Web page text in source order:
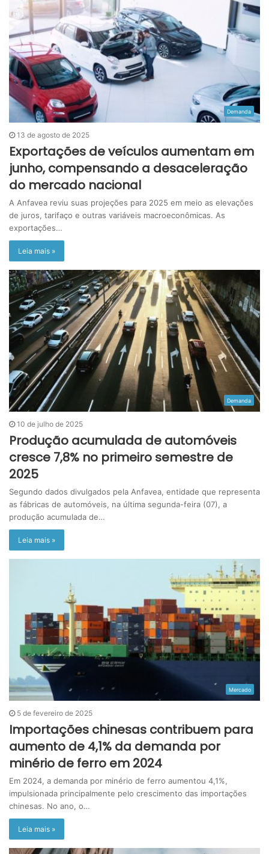
Demanda
13 de agosto de 2025
Exportações de veículos aumentam em
junho, compensando a desaceleração
do mercado nacional
A Anfavea reviu suas projeções para 2025 em meio as elevações
de juros, tarifaço e outras variáveis macroeconômicas. As
exportações…
Leia mais »
Demanda
10 de julho de 2025
Produção acumulada de automóveis
cresce 7,8% no primeiro semestre de
2025
Segundo dados divulgados pela Anfavea, entidade que representa
as fábricas de automóveis, na última segunda-feira (07), a
produção acumulada de…
Leia mais »
Mercado
5 de fevereiro de 2025
Importações chinesas contribuem para
aumento de 4,1% da demanda por
minério de ferro em 2024
Em 2024, a demanda por minério de ferro aumentou 4,1%,
impulsionada principalmente pelo crescimento das importações
chinesas. No ano, o…
Leia mais »